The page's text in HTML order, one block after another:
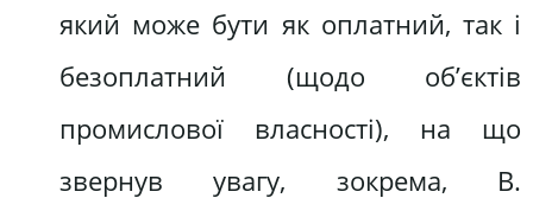
який може бути як оплатний, так і
безоплатний (щодо об’єктів
промислової власності), на що
звернув увагу, зокрема, В.